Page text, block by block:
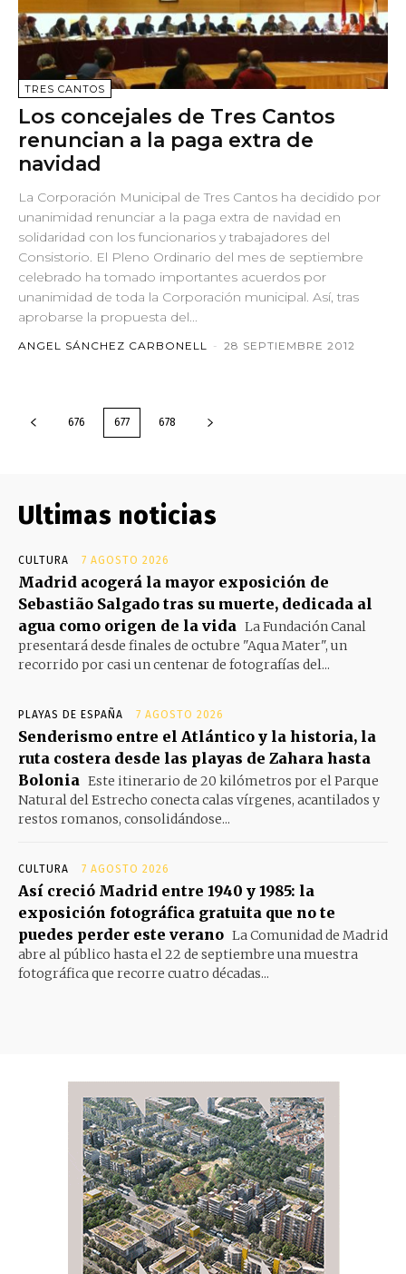
TRES CANTOS
Los concejales de Tres Cantos
renuncian a la paga extra de
navidad
La Corporación Municipal de Tres Cantos ha decidido por
unanimidad renunciar a la paga extra de navidad en
solidaridad con los funcionarios y trabajadores del
Consistorio. El Pleno Ordinario del mes de septiembre
celebrado ha tomado importantes acuerdos por
unanimidad de toda la Corporación municipal. Así, tras
aprobarse la propuesta del...
ANGEL SÁNCHEZ CARBONELL - 28 SEPTIEMBRE 2012
676 677 678
Ultimas noticias
CULTURA 7 AGOSTO 2026
Madrid acogerá la mayor exposición de
Sebastião Salgado tras su muerte, dedicada al
agua como origen de la vida La Fundación Canal
presentará desde finales de octubre "Aqua Mater", un
recorrido por casi un centenar de fotografías del...
PLAYAS DE ESPAÑA 7 AGOSTO 2026
Senderismo entre el Atlántico y la historia, la
ruta costera desde las playas de Zahara hasta
Bolonia Este itinerario de 20 kilómetros por el Parque
Natural del Estrecho conecta calas vírgenes, acantilados y
restos romanos, consolidándose...
CULTURA 7 AGOSTO 2026
Así creció Madrid entre 1940 y 1985: la
exposición fotográfica gratuita que no te
puedes perder este verano La Comunidad de Madrid
abre al público hasta el 22 de septiembre una muestra
fotográfica que recorre cuatro décadas...